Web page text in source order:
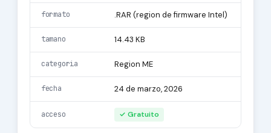
formato .RAR (region de firmware Intel)
tamano 14.43 KB
categoria Region ME
fecha 24 de marzo, 2026
acceso ✓ Gratuito